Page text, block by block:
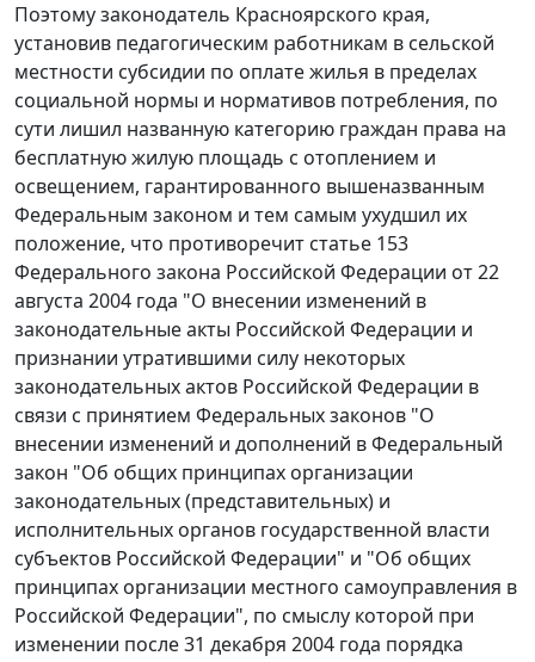
Поэтому законодатель Красноярского края,
установив педагогическим работникам в сельской
местности субсидии по оплате жилья в пределах
социальной нормы и нормативов потребления, по
сути лишил названную категорию граждан права на
бесплатную жилую площадь с отоплением и
освещением, гарантированного вышеназванным
Федеральным законом и тем самым ухудшил их
положение, что противоречит статье 153
Федерального закона Российской Федерации от 22
августа 2004 года "О внесении изменений в
законодательные акты Российской Федерации и
признании утратившими силу некоторых
законодательных актов Российской Федерации в
связи с принятием Федеральных законов "О
внесении изменений и дополнений в Федеральный
закон "Об общих принципах организации
законодательных (представительных) и
исполнительных органов государственной власти
субъектов Российской Федерации" и "Об общих
принципах организации местного самоуправления в
Российской Федерации", по смыслу которой при
изменении после 31 декабря 2004 года порядка